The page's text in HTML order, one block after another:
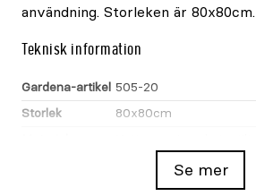
användning. Storleken är 80x80cm.
Teknisk information
Gardena-artikel 505-20
Storlek
80x80cm
En del av Micro-Drip-SystemSe mer